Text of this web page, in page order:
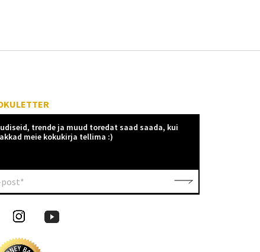
trende ja muud toredat saad saada, kui
meie kokukirja tellima :)
post*